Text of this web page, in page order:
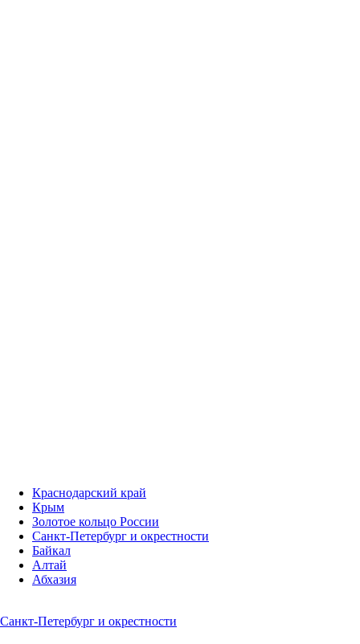
Краснодарский край
Крым
Золотое кольцо России
Санкт-Петербург и окрестности
Байкал
Алтай
Абхазия
Санкт-Петербург и окрестности